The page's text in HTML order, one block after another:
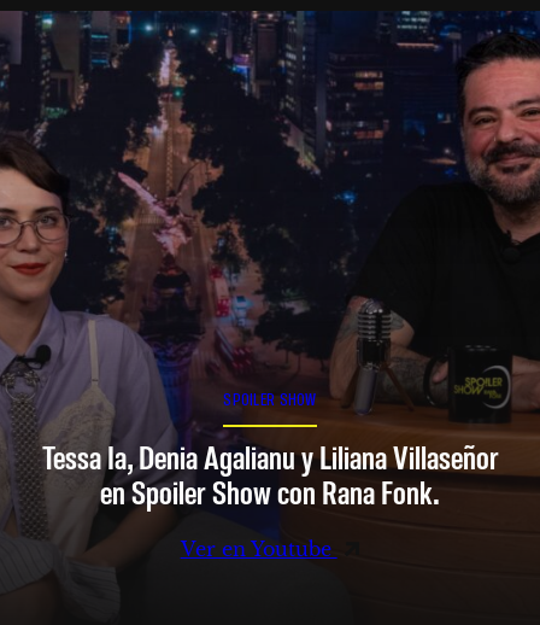
SPOILER SHOW
Tessa Ia, Denia Agalianu y Liliana Villaseñor
en Spoiler Show con Rana Fonk.
Ver en Youtube